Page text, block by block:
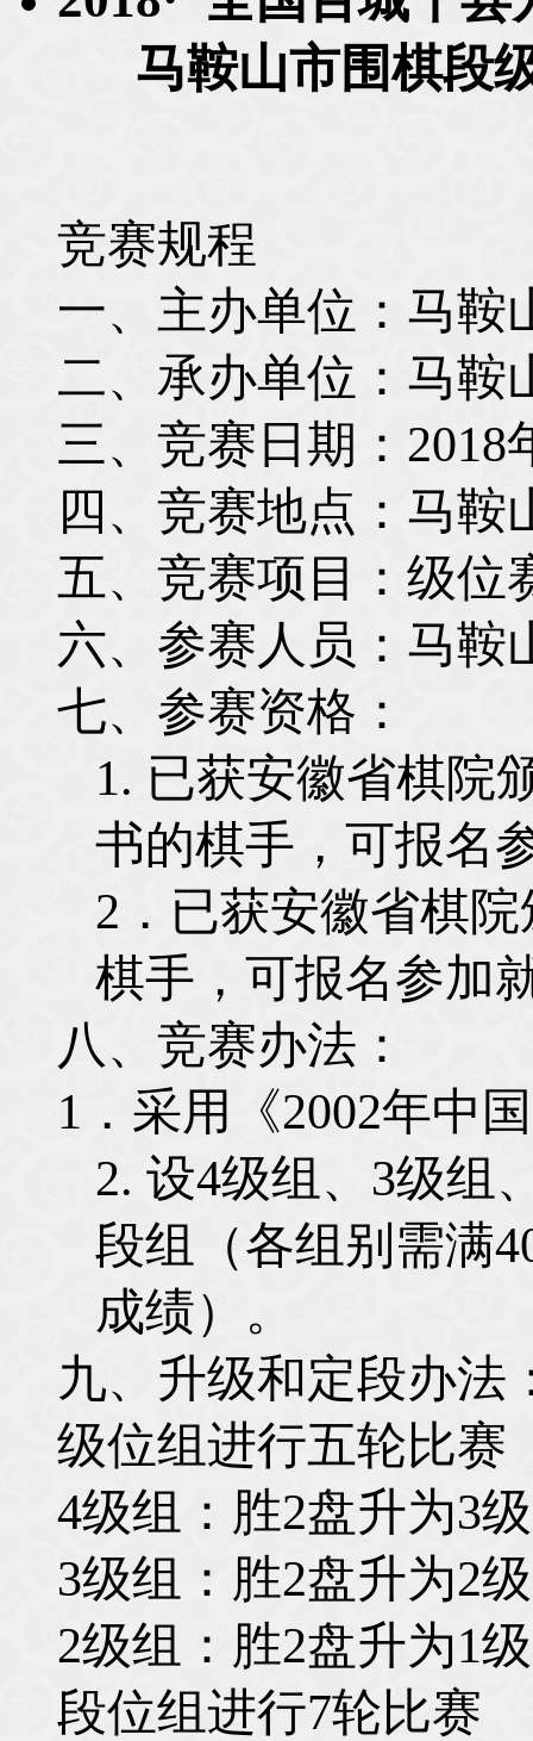
马鞍山市围棋段
竞赛规程
一、主办单位：马鞍
二、承办单位：马鞍
三、竞赛日期： 2018
四、竞赛地点：马鞍
五、竞赛项目：级位
六、参赛人员：马鞍
七、参赛资格：
1. 已获安徽省棋院
书的棋手，可报名
2 ．已获安徽省棋
棋手，可报名参加
八、竞赛办法：
1 ．采用《2002年中
2. 设4级组、3级组
段组（各组别需满
成绩）。
九、升级和定段办法
级位组进行五轮比赛
4级组：胜2盘升为3级
3级组：胜2盘升为2级
2级组：胜2盘升为1级
段位组进行7轮比赛